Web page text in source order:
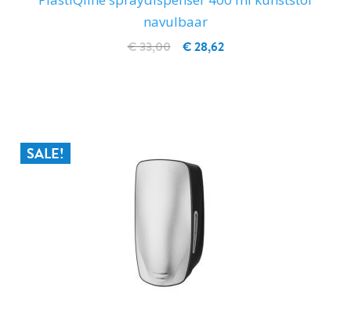
navulbaar
€ 28,62
€ 33,00
SALE!